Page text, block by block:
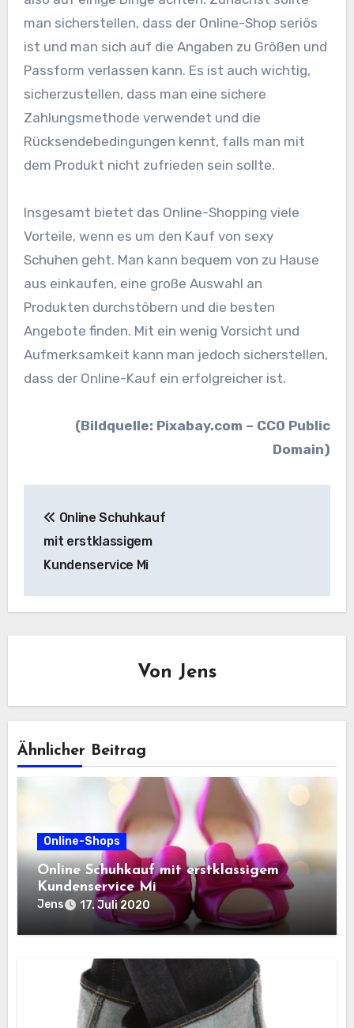
man sicherstellen, dass der Online-Shop seriös
ist und man sich auf die Angaben zu Größen und
Passform verlassen kann. Es ist auch wichtig,
sicherzustellen, dass man eine sichere
Zahlungsmethode verwendet und die
Rücksendebedingungen kennt, falls man mit
dem Produkt nicht zufrieden sein sollte.
Insgesamt bietet das Online-Shopping viele
Vorteile, wenn es um den Kauf von sexy
Schuhen geht. Man kann bequem von zu Hause
aus einkaufen, eine große Auswahl an
Produkten durchstöbern und die besten
Angebote finden. Mit ein wenig Vorsicht und
Aufmerksamkeit kann man jedoch sicherstellen,
dass der Online-Kauf ein erfolgreicher ist.
(Bildquelle: Pixabay.com – CC0 Public
Domain)
Online Schuhkauf
mit erstklassigem
Kundenservice Mi
Von Jens
Ähnlicher Beitrag
Online-Shops
Online Schuhkauf mit erstklassigem
Kundenservice Mi
Jens 17. Juli 2020